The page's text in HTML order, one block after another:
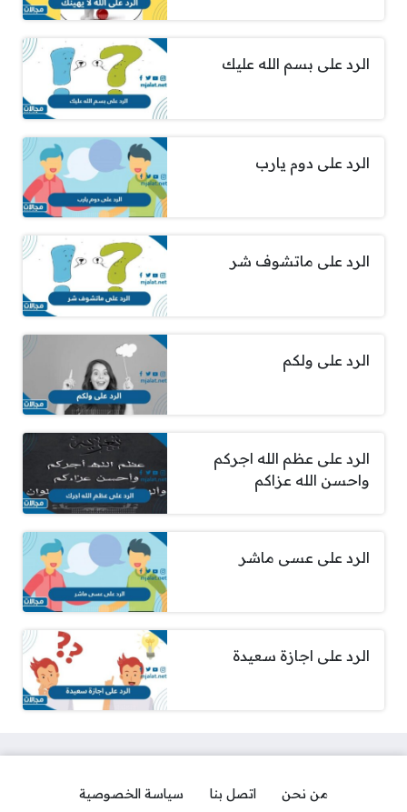
الرد على بسم الله عليك
الرد على دوم يارب
الرد على ماتشوف شر
الرد على ولكم
الرد على عظم الله اجركم
واحسن الله عزاكم
الرد على عسى ماشر
الرد على اجازة سعيدة
من نحن اتصل بنا سياسة الخصوصية